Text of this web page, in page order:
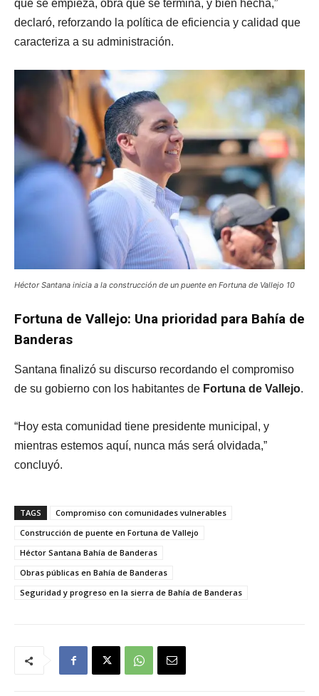
que se empieza, obra que se termina, y bien hecha,”
declaró, reforzando la política de eficiencia y calidad que
caracteriza a su administración.
Héctor Santana inicia a la construcción de un puente en Fortuna de Vallejo 10
Fortuna de Vallejo: Una prioridad para Bahía de
Banderas
Santana finalizó su discurso recordando el compromiso
de su gobierno con los habitantes de Fortuna de Vallejo.
“Hoy esta comunidad tiene presidente municipal, y
mientras estemos aquí, nunca más será olvidada,”
concluyó.
TAGS
Compromiso con comunidades vulnerables
Construcción de puente en Fortuna de Vallejo
Héctor Santana Bahía de Banderas
Obras públicas en Bahía de Banderas
Seguridad y progreso en la sierra de Bahía de Banderas